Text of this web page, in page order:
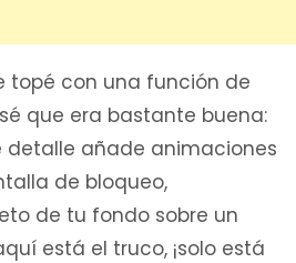
topé con una función de
que era bastante buena:
detalle añade animaciones
de bloqueo,
de tu fondo sobre un
está el truco, ¡solo está